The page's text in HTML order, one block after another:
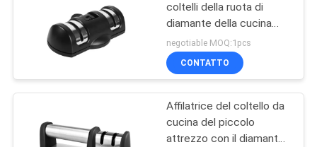
Macchina per
affilare i coltelli
elettrica
coltelli della ruota di
diamante della cucina
della famiglia con il set di
strumenti dei coltelli della
ventosa
negotiable MOQ:1pcs
CONTATTO
Affilatrice del coltello da
cucina del piccolo
attrezzo con il diamante